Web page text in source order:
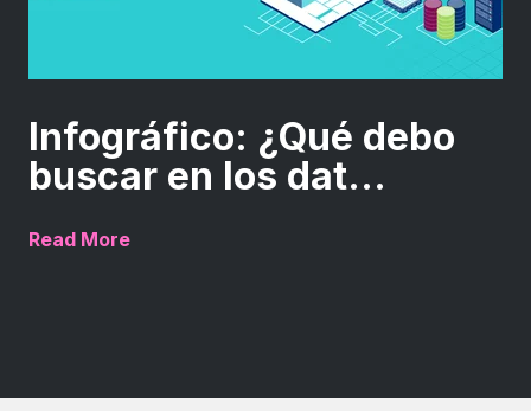
Infográfico: ¿Qué debo
buscar en los dat...
Read More